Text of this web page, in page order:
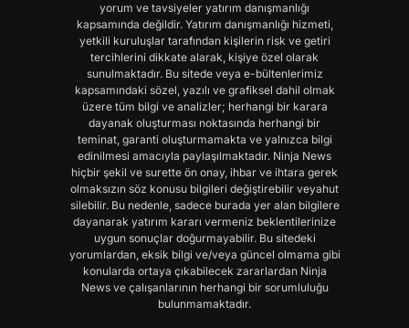
yorum ve tavsiyeler yatırım danışmanlığı
kapsamında değildir. Yatırım danışmanlığı hizmeti,
yetkili kuruluşlar tarafından kişilerin risk ve getiri
tercihlerini dikkate alarak, kişiye özel olarak
sunulmaktadır. Bu sitede veya e-bültenlerimiz
kapsamındaki sözel, yazılı ve grafiksel dahil olmak
üzere tüm bilgi ve analizler; herhangi bir karara
dayanak oluşturması noktasında herhangi bir
teminat, garanti oluşturmamakta ve yalnızca bilgi
edinilmesi amacıyla paylaşılmaktadır. Ninja News
hiçbir şekil ve surette ön onay, ihbar ve ihtara gerek
olmaksızın söz konusu bilgileri değiştirebilir veyahut
silebilir. Bu nedenle, sadece burada yer alan bilgilere
dayanarak yatırım kararı vermeniz beklentilerinize
uygun sonuçlar doğurmayabilir. Bu sitedeki
yorumlardan, eksik bilgi ve/veya güncel olmama gibi
konularda ortaya çıkabilecek zararlardan Ninja
News ve çalışanlarının herhangi bir sorumluluğu
bulunmamaktadır.